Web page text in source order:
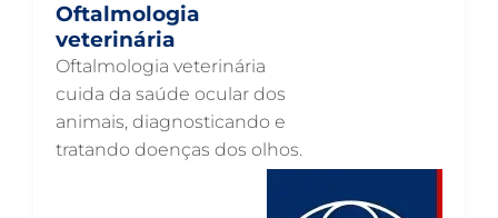
NEUROLOGIA ANIMAL EM GUARULHOS
NEFROLOGIA VETERINÁRIA EM GUARULHOS
LABORATÓRIO PET EM GUARULHOS
INTERNAÇÃO VETERINÁRIA EM GUARULHOS
Oftalmologia
veterinária
Oftalmologia veterinária
cuida da saúde ocular dos
animais, diagnosticando e
tratando doenças dos olhos.